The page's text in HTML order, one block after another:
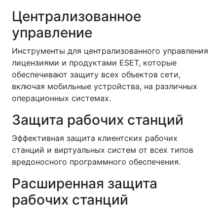
Централизованное
управление
Инструменты для централизованного управления
лицензиями и продуктами ESET, которые
обеспечивают защиту всех объектов сети,
включая мобильные устройства, на различных
операционных системах.
Защита рабочих станций
Эффективная защита клиентских рабочих
станций и виртуальных систем от всех типов
вредоносного программного обеспечения.
Расширенная защита
рабочих станций